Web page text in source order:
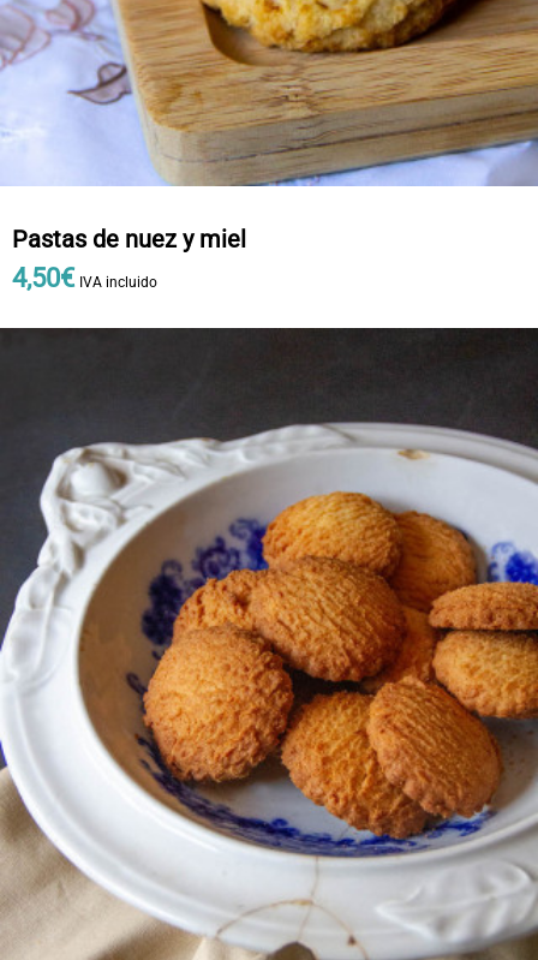
Pastas de nuez y miel
4,50€ IVA incluido